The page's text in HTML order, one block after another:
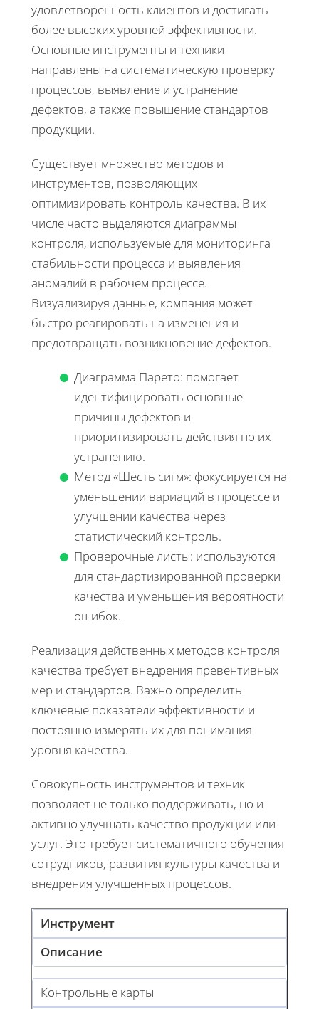
удовлетворенность клиентов и достигать
более высоких уровней эффективности.
Основные инструменты и техники
направлены на систематическую проверку
процессов, выявление и устранение
дефектов, а также повышение стандартов
продукции.
Существует множество методов и
инструментов, позволяющих
оптимизировать контроль качества. В их
числе часто выделяются диаграммы
контроля, используемые для мониторинга
стабильности процесса и выявления
аномалий в рабочем процессе.
Визуализируя данные, компания может
быстро реагировать на изменения и
предотвращать возникновение дефектов.
Диаграмма Парето: помогает
идентифицировать основные
причины дефектов и
приоритизировать действия по их
устранению.
Метод «Шесть сигм»: фокусируется на
уменьшении вариаций в процессе и
улучшении качества через
статистический контроль.
Проверочные листы: используются
для стандартизированной проверки
качества и уменьшения вероятности
ошибок.
Реализация действенных методов контроля
качества требует внедрения превентивных
мер и стандартов. Важно определить
ключевые показатели эффективности и
постоянно измерять их для понимания
уровня качества.
Совокупность инструментов и техник
позволяет не только поддерживать, но и
активно улучшать качество продукции или
услуг. Это требует систематичного обучения
сотрудников, развития культуры качества и
внедрения улучшенных процессов.
Инструмент
Описание
Контрольные карты